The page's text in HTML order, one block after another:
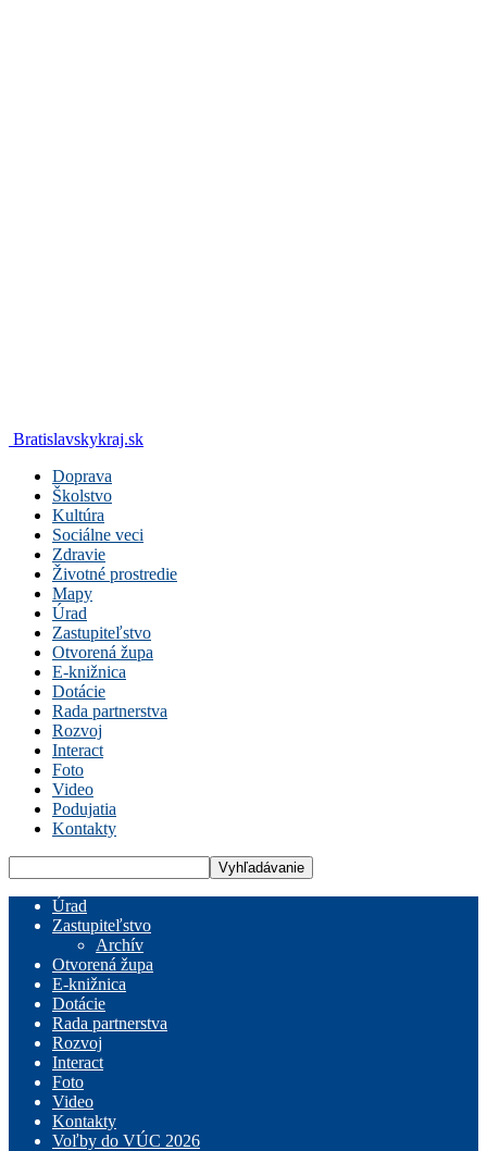
Bratislavskykraj.sk
Doprava
Školstvo
Kultúra
Sociálne veci
Zdravie
Životné prostredie
Mapy
Úrad
Zastupiteľstvo
Otvorená župa
E-knižnica
Dotácie
Rada partnerstva
Rozvoj
Interact
Foto
Video
Podujatia
Kontakty
Úrad
Zastupiteľstvo
Archív
Otvorená župa
E-knižnica
Dotácie
Rada partnerstva
Rozvoj
Interact
Foto
Video
Kontakty
Voľby do VÚC 2026